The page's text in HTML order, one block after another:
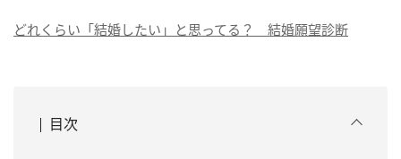
どれくらい「結婚したい」と思ってる？ 結婚願望診断
目次